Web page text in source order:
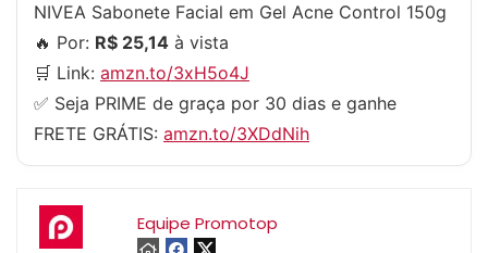
NIVEA Sabonete Facial em Gel Acne Control 150g
🔥 Por: R$ 25,14 à vista
🛒 Link: amzn.to/3xH5o4J
✅ Seja PRIME de graça por 30 dias e ganhe
FRETE GRÁTIS: amzn.to/3XDdNih
Equipe Promotop